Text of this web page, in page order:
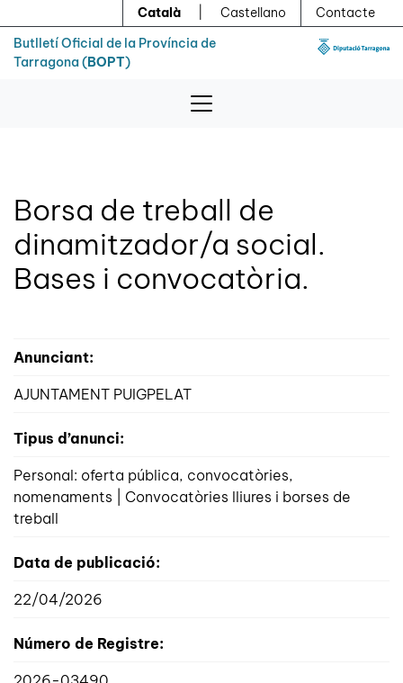
Català Castellano
Contacte
Butlletí Oficial de la Província de
Tarragona (BOPT)
Borsa de treball de
dinamitzador/a social.
Bases i convocatòria.
Anunciant:
AJUNTAMENT PUIGPELAT
Tipus d’anunci:
Personal: oferta pública, convocatòries,
nomenaments | Convocatòries lliures i borses de
treball
Data de publicació:
22/04/2026
Número de Registre: